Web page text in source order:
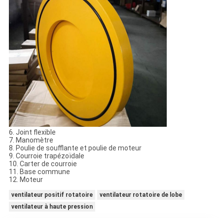
6. Joint flexible
7. Manomètre
8. Poulie de soufflante et poulie de moteur
9. Courroie trapézoïdale
10. Carter de courroie
11. Base commune
12. Moteur
ventilateur positif rotatoire
ventilateur rotatoire de lobe
ventilateur à haute pression